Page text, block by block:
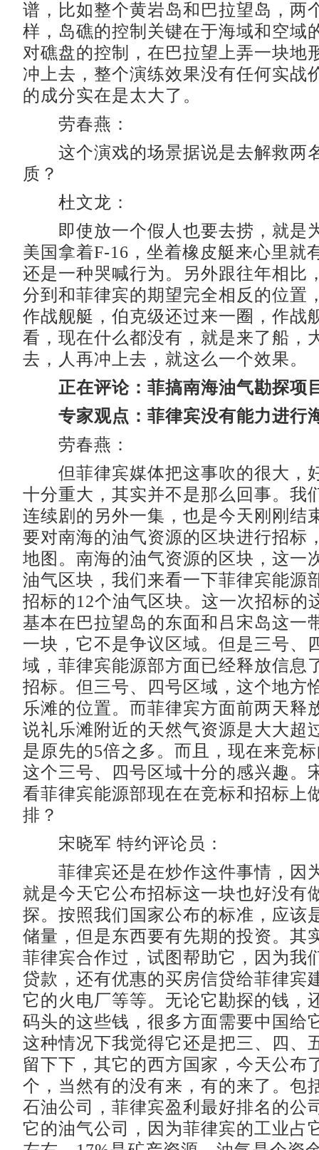
谱，比如整个黄岩岛和巴拉望岛，两
样，岛礁的控制关键在于海域和空域
对礁盘的控制，在巴拉望上弄一块地
冲上去，整个演练效果没有任何实战
的成分实在是太大了。
劳春燕：
这个演戏的场景据说是去解救两
质？
杜文龙：
即使放一个假人也要去捞，就是
美国拿着F-16，坐着橡皮艇来心里就
还是一种哭喊行为。另外跟往年相比
分到和菲律宾的期望完全相反的位置
作战舰艇，伯克级还过来一圈，作战
看，现在什么都没有，就是来了船，
去，人再冲上去，就这么一个效果。
正在评论：菲搞南海油气勘探项
专家观点：菲律宾没有能力进行
劳春燕：
但菲律宾媒体把这事吹的很大，
十分重大，其实并不是那么回事。我
连续剧的另外一集，也是今天刚刚结
要对南海的油气资源的区块进行招标
地图。南海的油气资源的区块，这一
油气区块，我们来看一下菲律宾能源
招标的12个油气区块。这一次招标的
基本在巴拉望岛的东面和吕宋岛这一
一块，它不是争议区域。但是三号、
域，菲律宾能源部方面已经释放信息
招标。但三号、四号区域，这个地方
乐滩的位置。而菲律宾方面前两天释
说礼乐滩附近的天然气资源是大大超
是原先的5倍之多。而且，现在来竞
这个三号、四号区域十分的感兴趣。
看菲律宾能源部现在在竞标和招标上
排？
宋晓军 特约评论员：
菲律宾还是在炒作这件事情，因
就是今天它公布招标这一块也好没有
探。按照我们国家公布的标准，应该
储量，但是东西要有先期的投资。其
菲律宾合作过，试图帮助它，因为我
贷款，还有优惠的买房信贷给菲律宾
它的火电厂等等。无论它勘探的钱，
码头的这些钱，很多方面需要中国给
这种情况下我觉得它还是把三、四、
留下下，其它的西方国家，今天公布
个，当然有的没有来，有的来了。包
石油公司，菲律宾盈利最好排名的公
它的油气公司，因为菲律宾的工业占